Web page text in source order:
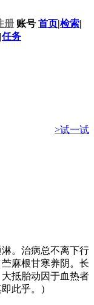
册 账号 首页|检索|
|任务
>试一试
。治病总不离下行
麻根甘寒养阴。长
抵胎动因于血热者
此乎。）